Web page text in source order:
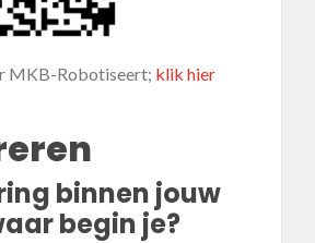
MKB-Robotiseert; klik hier
binnen jouw
begin je?